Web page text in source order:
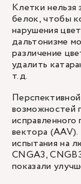
Клетки нельзя
белок, чтобы
нарушения
дальтонизме
различение
удалить
т.д.
возможностей
вектора
испытания на
CNGA3,
показали